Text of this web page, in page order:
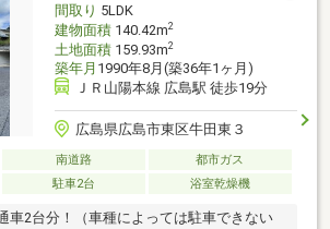
間取り 5LDK
建物面積140.42m2
土地面積159.93m2
築年月 1990年8月(築36年1ヶ月)
ＪＲ山陽本線 広島駅 徒歩19分
広島県広島市東区牛田東３
南道路
都市ガス
駐車2台 浴室乾燥機
2台分！（車種によっては駐車できない